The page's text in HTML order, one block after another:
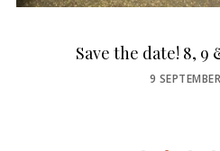
Save the date! 8, 9
POSTED
9